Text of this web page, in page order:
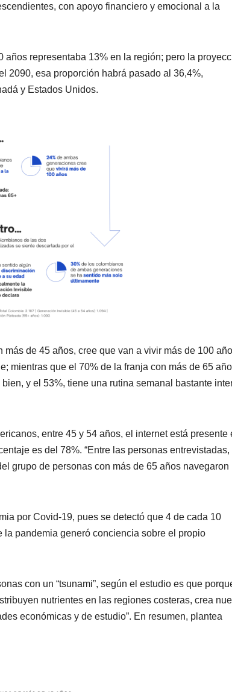
con apoyo financiero y emocional a la
representaba 13% en la región; pero la
2090, esa proporción habrá pasado al 36,4%,
y Estados Unidos.
de 45 años, cree que van a vivir más de 100
mientras que el 70% de la franja con más de 65
y el 53%, tiene una rutina semanal bastante
entre 45 y 54 años, el internet está presente
es del 78%. “Entre las personas entrevistadas,
grupo de personas con más de 65 años navegaron
por Covid-19, pues se detectó que 4 de cada 10
la pandemia generó conciencia sobre el propio
con un “tsunami”, según el estudio es que
nutrientes en las regiones costeras, crea
económicas y de estudio”. En resumen, plantea